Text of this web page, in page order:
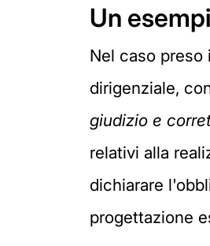
Un
Nel caso preso
dirigenziale,
giudizio e
relativi alla
dichiarare
progettazione